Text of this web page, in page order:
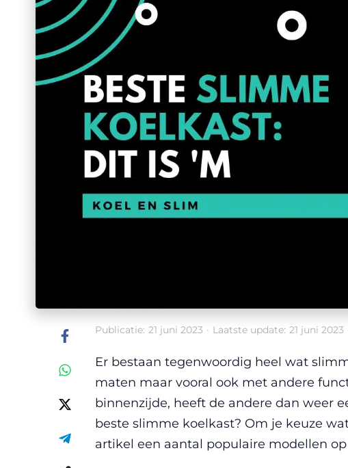
Publicatie: 21 juni 2023 · Laatste update: 21 juni 2023
Er bestaan tegenwoordig heel wat
maten maar vooral ook met andere
binnenzijde, heeft de andere dan weer
beste slimme koelkast? Om je keuze
artikel een aantal populaire modellen